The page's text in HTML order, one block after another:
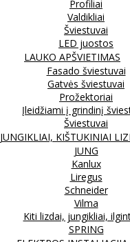
Profiliai
Valdikliai
Šviestuvai
LED juostos
LAUKO APŠVIETIMAS
Fasado šviestuvai
Gatvės šviestuvai
Prožektoriai
Įleidžiami į grindinį
Šviestuvai
JUNGIKLIAI, KIŠTUKINIAI
JUNG
Kanlux
Liregus
Schneider
Vilma
Kiti lizdai, jungikliai,
SPRING